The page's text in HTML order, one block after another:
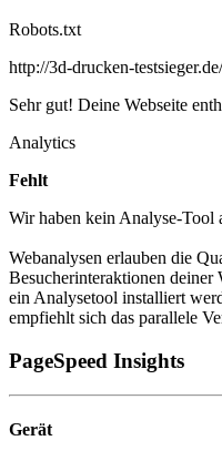
Robots.txt
http://3d-drucken-
Sehr gut! Deine Webseite
Analytics
Fehlt
Wir haben kein Analyse-Tool
Webanalysen erlauben die
Besucherinteraktionen deiner
ein Analysetool installiert
empfiehlt sich das parallele
PageSpeed Insights
Gerät